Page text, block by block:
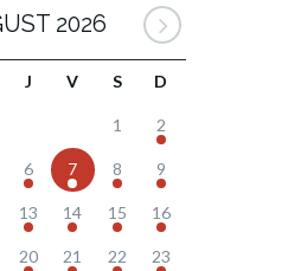
2026
J V S D
1 2
6 7 8 9
13 14 15 16
20 21 22 23